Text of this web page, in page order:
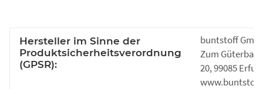
Hersteller im Sinne der
Produktsicherheitsverordnung
(GPSR):
buntstoff
Zum
20, 99085